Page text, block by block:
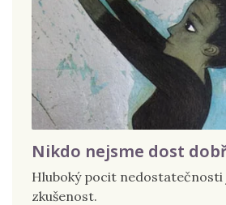
Nikdo nejsme dost
Hluboký pocit nedostatečnosti
zkušenost.